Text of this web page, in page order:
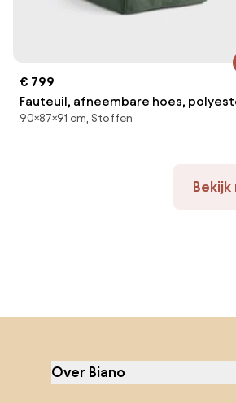
€ 799
Fauteuil, afneembare hoes,
Odna
90×87×91 cm, Stoffen
Over Biano